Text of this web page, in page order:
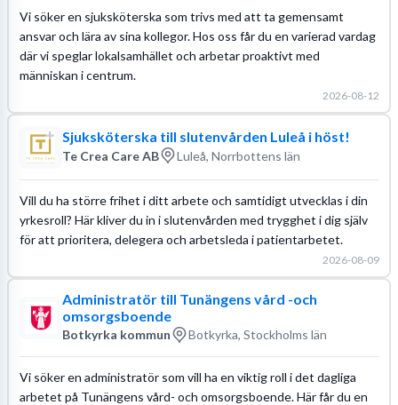
Vi söker en sjuksköterska som trivs med att ta gemensamt
ansvar och lära av sina kollegor. Hos oss får du en varierad vardag
där vi speglar lokalsamhället och arbetar proaktivt med
människan i centrum.
2026-08-12
Sjuksköterska till slutenvården Luleå i höst!
Te Crea Care AB Luleå, Norrbottens län
Vill du ha större frihet i ditt arbete och samtidigt utvecklas i din
yrkesroll? Här kliver du in i slutenvården med trygghet i dig själv
för att prioritera, delegera och arbetsleda i patientarbetet.
2026-08-09
Administratör till Tunängens vård -och
omsorgsboende
Botkyrka kommun Botkyrka, Stockholms län
Vi söker en administratör som vill ha en viktig roll i det dagliga
arbetet på Tunängens vård- och omsorgsboende. Här får du en